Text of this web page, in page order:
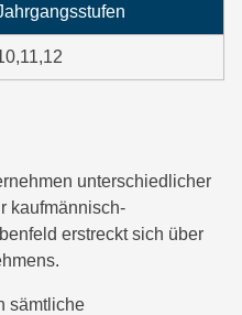
unterschiedlicher
kaufmännisch-
erstreckt sich über
sämtliche